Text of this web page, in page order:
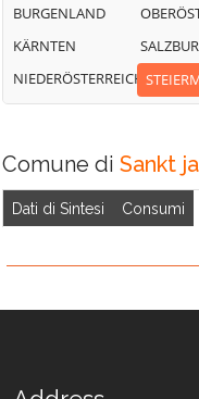
BURGENLAND
KÄRNTEN
NIEDERÖSTERREICH
Comune di Sankt
Dati di Sintesi Consumi